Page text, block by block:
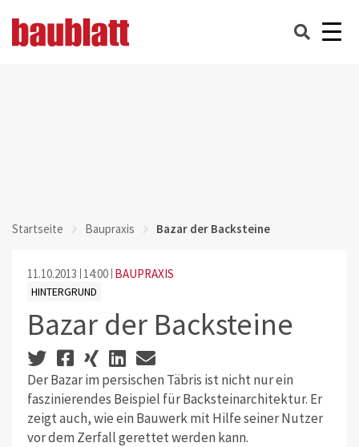
Startseite Baupraxis Bazar der Backsteine
11.10.2013 14:00 BAUPRAXIS
HINTERGRUND
Bazar der Backsteine
Der Bazar im persischen Täbris ist nicht nur ein
faszinierendes Beispiel für Backsteinarchitektur. Er
zeigt auch, wie ein Bauwerk mit Hilfe seiner Nutzer
vor dem Zerfall gerettet werden kann.